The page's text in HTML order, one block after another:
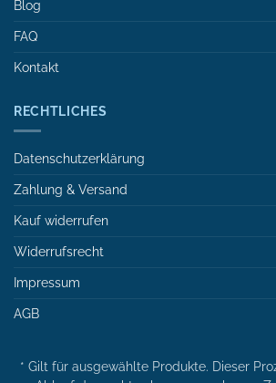
Blog
FAQ
Kontakt
RECHTLICHES
Datenschutzerklärung
Zahlung & Versand
Kauf widerrufen
Widerrufsrecht
Impressum
AGB
* Gilt für ausgewählte Produkte. Dieser